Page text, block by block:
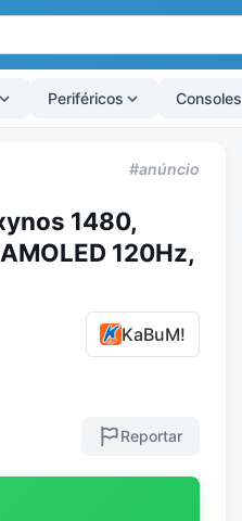
Periféricos Consoles
#anúncio
1480,
120Hz,
KaBuM!
Reportar